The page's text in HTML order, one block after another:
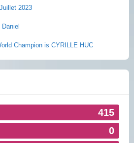
2023
Champion is CYRILLE HUC
415
0